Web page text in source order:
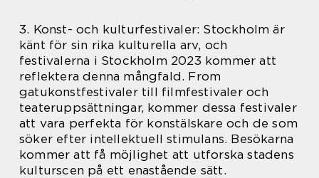
3. Konst- och kulturfestivaler: Stockholm är
känt för sin rika kulturella arv, och
festivalerna i Stockholm 2023 kommer att
reflektera denna mångfald. From
gatukonstfestivaler till filmfestivaler och
teateruppsättningar, kommer dessa festivaler
att vara perfekta för konstälskare och de som
söker efter intellektuell stimulans. Besökarna
kommer att få möjlighet att utforska stadens
kulturscen på ett enastående sätt.